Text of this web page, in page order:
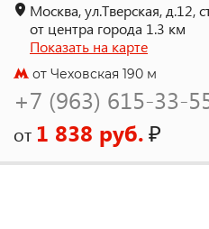
Москва, ул.Тверская, д.12,
от центра города 1.3 км
Показать на карте
от Чеховская 190 м
+7 (963) 615-33-
от 1 838 руб.₽